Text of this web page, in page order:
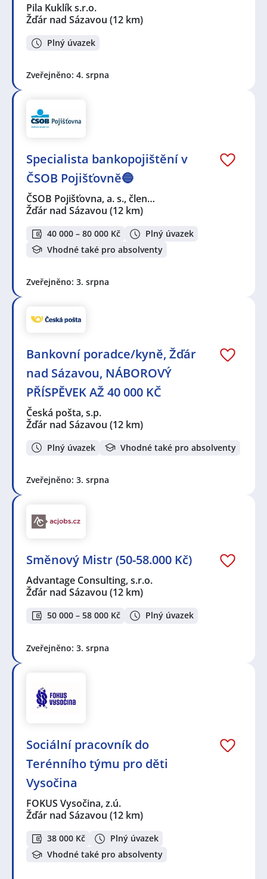
Pila Kuklík s.r.o.
Žďár nad Sázavou (12 km)
Plný úvazek
Zveřejněno: 4. srpna
Specialista bankopojištění v
ČSOB Pojišťovně🔵
ČSOB Pojišťovna, a. s., člen…
Žďár nad Sázavou (12 km)
40 000 – 80 000 Kč
Plný úvazek
Vhodné také pro absolventy
Zveřejněno: 3. srpna
Bankovní poradce/kyně, Žďár
nad Sázavou, NÁBOROVÝ
PŘÍSPĚVEK AŽ 40 000 KČ
Česká pošta, s.p.
Žďár nad Sázavou (12 km)
Plný úvazek Vhodné také pro absolventy
Zveřejněno: 3. srpna
Směnový Mistr (50-58.000 Kč)
Advantage Consulting, s.r.o.
Žďár nad Sázavou (12 km)
50 000 – 58 000 Kč Plný úvazek
Zveřejněno: 3. srpna
Sociální pracovník do
Terénního týmu pro děti
Vysočina
FOKUS Vysočina, z.ú.
Žďár nad Sázavou (12 km)
38 000 Kč
Plný úvazek
Vhodné také pro absolventy